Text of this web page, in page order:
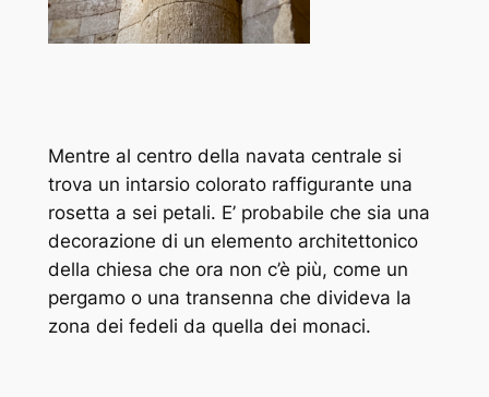
Mentre al centro della navata centrale si
trova un intarsio colorato raffigurante una
rosetta a sei petali. E’ probabile che sia una
decorazione di un elemento architettonico
della chiesa che ora non c’è più, come un
pergamo o una transenna che divideva la
zona dei fedeli da quella dei monaci.